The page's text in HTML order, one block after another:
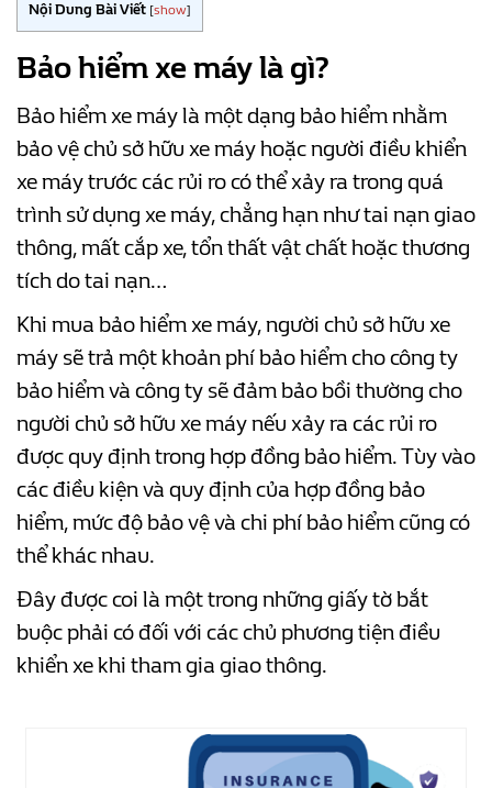
Nội Dung Bài Viết [show]
Bảo hiểm xe máy là gì?
Bảo hiểm xe máy là một dạng bảo hiểmnhằm
bảo vệ chủ sở hữu xe máy hoặc người điều khiển
xe máy trước các rủi ro có thể xảy ra trong quá
trình sử dụng xe máy, chẳng hạn như tai nạn giao
thông, mất cắp xe, tổn thất vật chất hoặc thương
tích do tai nạn…
Khi mua bảo hiểm xe máy, người chủ sở hữu xe
máy sẽ trả một khoản phí bảo hiểm cho công ty
bảo hiểm và công ty sẽ đảm bảo bồi thường cho
người chủ sở hữu xe máy nếu xảy ra các rủi ro
được quy định trong hợp đồng bảo hiểm. Tùy vào
các điều kiện và quy định của hợp đồng bảo
hiểm, mức độ bảo vệ và chi phí bảo hiểm cũng có
thể khác nhau.
Đây được coi là một trong những giấy tờ bắt
buộc phải có đối với các chủ phương tiện điều
khiển xe khi tham gia giao thông.